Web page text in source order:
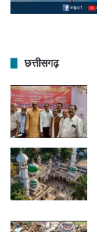
छत्तीसगढ़